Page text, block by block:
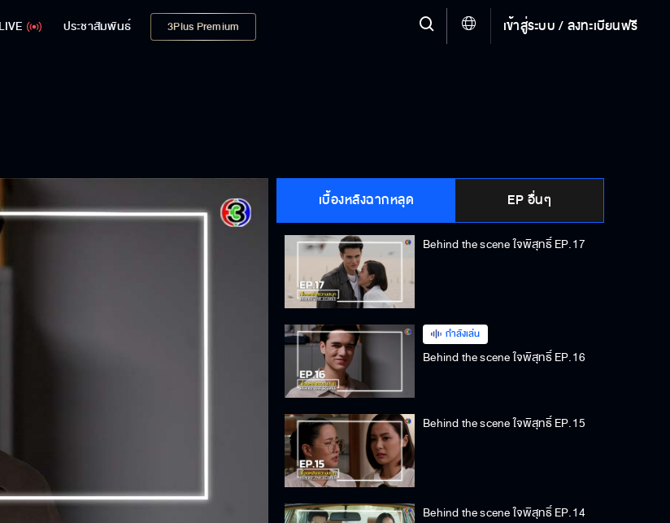
LIVE ประชาสัมพันธ์ 3Plus Premium เข้าสู่ระบบ / ลงทะเบียนฟรี
เบื้องหลังฉากหลุด EP อื่นๆ
Behind the scene ใจพิสุทธิ์ EP.17
กำลังเล่น
Behind the scene ใจพิสุทธิ์ EP.16
Behind the scene ใจพิสุทธิ์ EP.15
Behind the scene ใจพิสุทธิ์ EP.14